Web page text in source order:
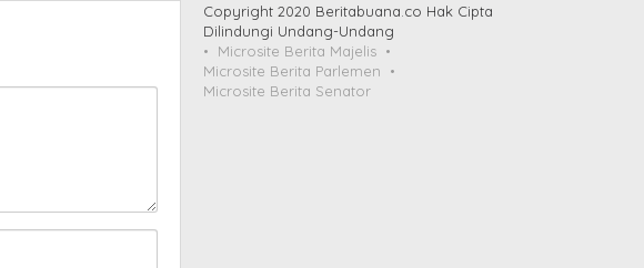
Copyright 2020 Beritabuana.co Hak Cipta
Dilindungi Undang-Undang
Microsite Berita Majelis
Microsite Berita Parlemen
Microsite Berita Senator